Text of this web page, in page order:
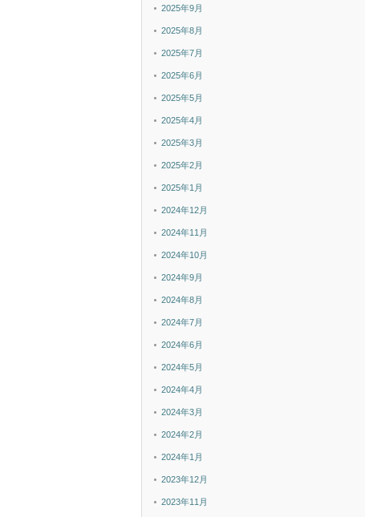
2025年9月
2025年8月
2025年7月
2025年6月
2025年5月
2025年4月
2025年3月
2025年2月
2025年1月
2024年12月
2024年11月
2024年10月
2024年9月
2024年8月
2024年7月
2024年6月
2024年5月
2024年4月
2024年3月
2024年2月
2024年1月
2023年12月
2023年11月